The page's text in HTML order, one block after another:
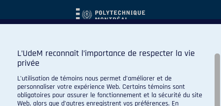
L’UdeM reconnaît l’importance de respecter la vie
privée
L’utilisation de témoins nous permet d’améliorer et de
personnaliser votre expérience Web. Certains témoins sont
obligatoires pour assurer le fonctionnement et la sécurité du site
Web, alors que d’autres enregistrent vos préférences. En